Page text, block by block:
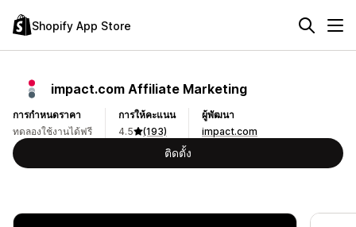
Shopify App Store
impact.com Affiliate Marketing
การกำหนดราคา
ทดลองใช้งานได้ฟรี
การให้คะแนน
4.5
(193)
ผู้พัฒนา
impact.com
ติดตั้ง